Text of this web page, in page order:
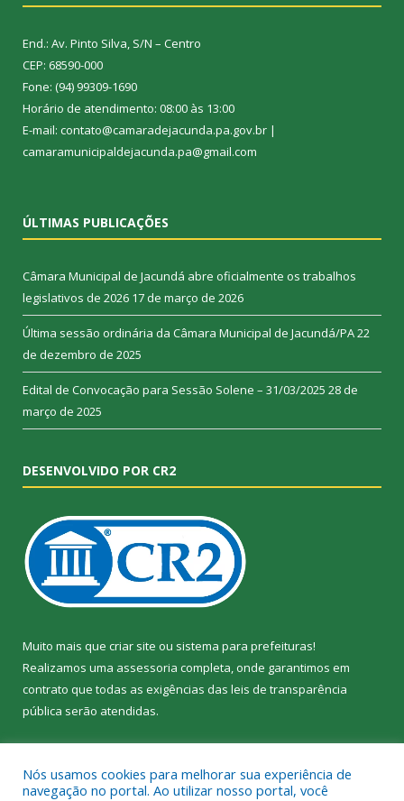
End.: Av. Pinto Silva, S/N – Centro
CEP: 68590-000
Fone: (94) 99309-1690
Horário de atendimento: 08:00 às 13:00
E-mail: contato@camaradejacunda.pa.gov.br |
camaramunicipaldejacunda.pa@gmail.com
ÚLTIMAS PUBLICAÇÕES
Câmara Municipal de Jacundá abre oficialmente os trabalhos
legislativos de 2026 17 de março de 2026
Última sessão ordinária da Câmara Municipal de Jacundá/PA22
de dezembro de 2025
Edital de Convocação para Sessão Solene – 31/03/2025 28 de
março de 2025
DESENVOLVIDO POR CR2
Muito mais que criar site ou sistema para prefeituras!
Realizamos uma assessoria completa, onde garantimos em
contrato que todas as exigências das leis de transparência
pública serão atendidas.
Nós usamos cookies para melhorar sua experiência de
navegação no portal. Ao utilizar nosso portal, você